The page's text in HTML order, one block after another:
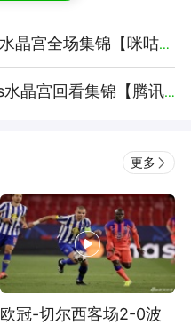
2021英超联赛西汉姆联2-2水晶宫全场集锦【咪咕视频】
2021英超第3轮 西汉姆联vs水晶宫回看集锦【腾讯视频】
更多
欧冠-切尔西客场2-0波